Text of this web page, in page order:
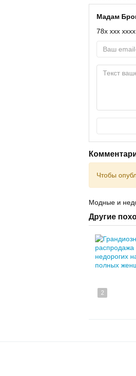
Мадам
78x xxx xxxx
Чтобы
Модные и
Другие
2